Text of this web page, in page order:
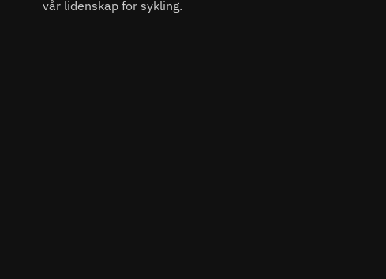
vår lidenskap for sykling.